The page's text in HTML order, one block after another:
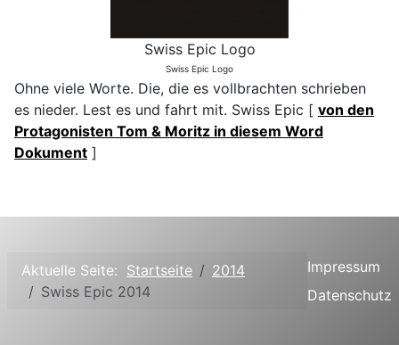
Swiss Epic Logo
Swiss Epic Logo
Ohne viele Worte. Die, die es vollbrachten schrieben
es nieder. Lest es und fahrt mit. Swiss Epic [ von den
Protagonisten Tom & Moritz in diesem Word
Dokument ]
Aktuelle Seite: Startseite
2014
Swiss Epic 2014
Impressum
Datenschutz